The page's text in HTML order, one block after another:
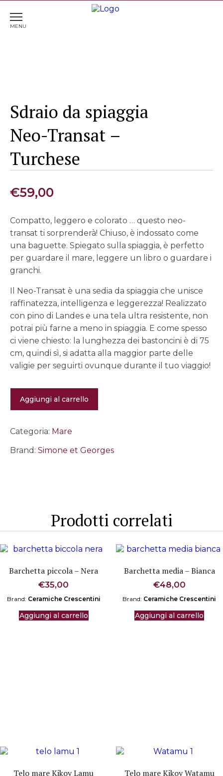
Home
> Sdraio da spiaggia Neo-Transat –
Turchese
Sdraio da spiaggia
Neo-Transat –
Turchese
€59,00
Compatto, leggero e colorato … questo neo-
transat ti sorprenderà! Chiuso, è indossato come
una baguette. Spiegato sulla spiaggia, è perfetto
per guardare il mare, leggere un libro o guardare i
granchi.
Il Neo-Transat è una sedia da spiaggia che unisce
raffinatezza, intelligenza e leggerezza! Realizzato
con pino di Landes e una tela ultra resistente, non
potrai più farne a meno in spiaggia. E come spesso
ci viene chiesto: la lunghezza dei bastoncini è di 75
cm, quindi sì, si adatta alla maggior parte delle
valigie per seguirti ovunque durante il tuo viaggio!
spiaggia
Transat
Turchese
Aggiungi al carrello
Categoria: Mare
Brand: Simone et Georges
Prodotti correlati
Barchetta piccola – Nera
€35,00
Brand: Ceramiche Crescentini
Aggiungi al carrello
Barchetta media – Bianca
€48,00
Brand: Ceramiche Crescentini
Aggiungi al carrello
Telo mare Kikoy Lamu Telo mare Kikoy Watamu